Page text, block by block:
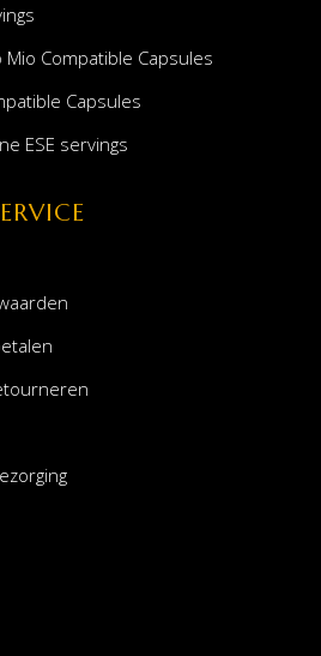
Mio Compatible Capsules
Capsules
ESE servings